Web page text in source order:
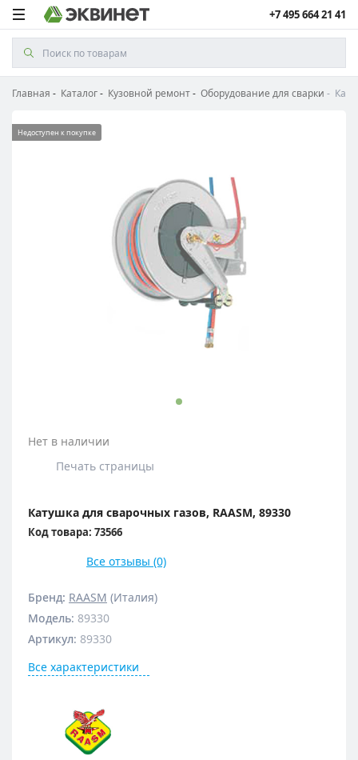
+7 495 664 21 41
Главная Каталог Кузовной ремонт Оборудование для сварки
Недоступен к покупке
Нет в наличии
Печать страницы
Катушка для сварочных газов, RAASM, 89330
Код товара: 73566
Все отзывы (0)
Бренд: RAASM (Италия)
Модель: 89330
Артикул: 89330
Все характеристики